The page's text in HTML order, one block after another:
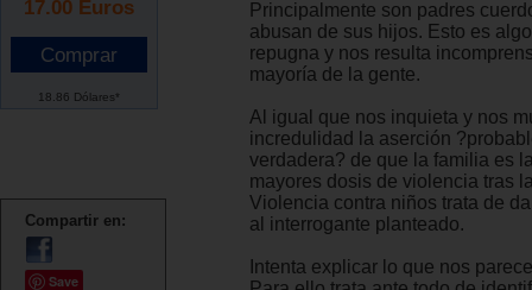
17.00 Euros
18.86 Dólares*
Compartir en:
Save
Principalmente son padres
abusan de sus hijos. Esto es
repugna y nos resulta
mayoría de la gente.
Al igual que nos inquieta y nos
incredulidad la aserción
verdadera? de que la familia es
mayores dosis de violencia tras
Violencia contra niños trata de
al interrogante planteado.
Intenta explicar lo que nos